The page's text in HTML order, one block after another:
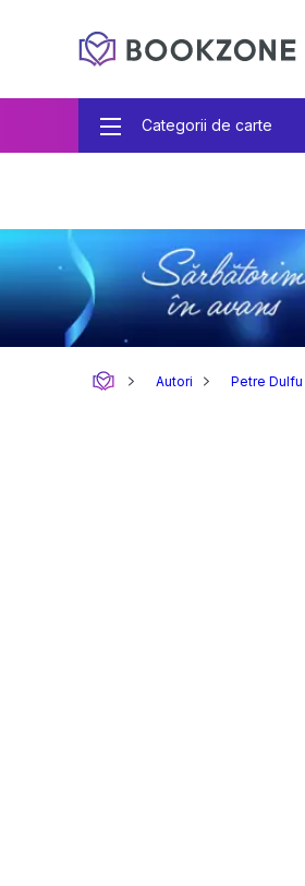
Categorii de carte
Autori Petre Dulfu